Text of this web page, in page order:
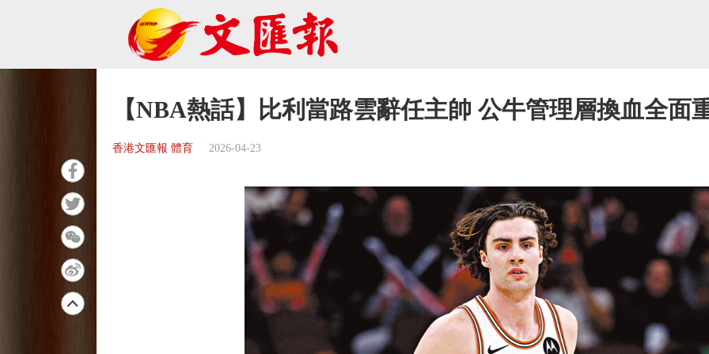
【NBA熱話】比利當路雲辭任主帥 公牛管理層換血全面
香港文匯報 體育 2026-04-23